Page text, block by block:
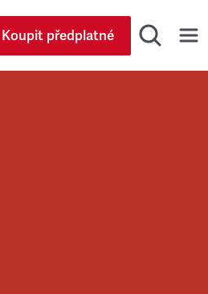
Koupit předplatné